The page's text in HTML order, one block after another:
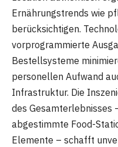
Ernährungstrends wie
berücksichtigen.
vorprogrammierte
Bestellsysteme
personellen Aufwand
Infrastruktur. Die
des Gesamterlebnisses
abgestimmte Food-
Elemente – schafft